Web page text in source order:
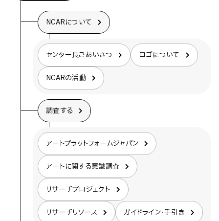
NCARについて
センター長ごあいさつ ロゴについて
NCARの活動
調査する
アートプラットフォームジャパン
アートに関する意識調査
リサーチプロジェクト
リサーチリソース ガイドライン・手引き